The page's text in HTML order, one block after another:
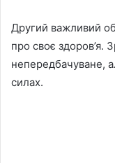
Другий важливий
про своє здоров’я.
непередбачуване,
силах.